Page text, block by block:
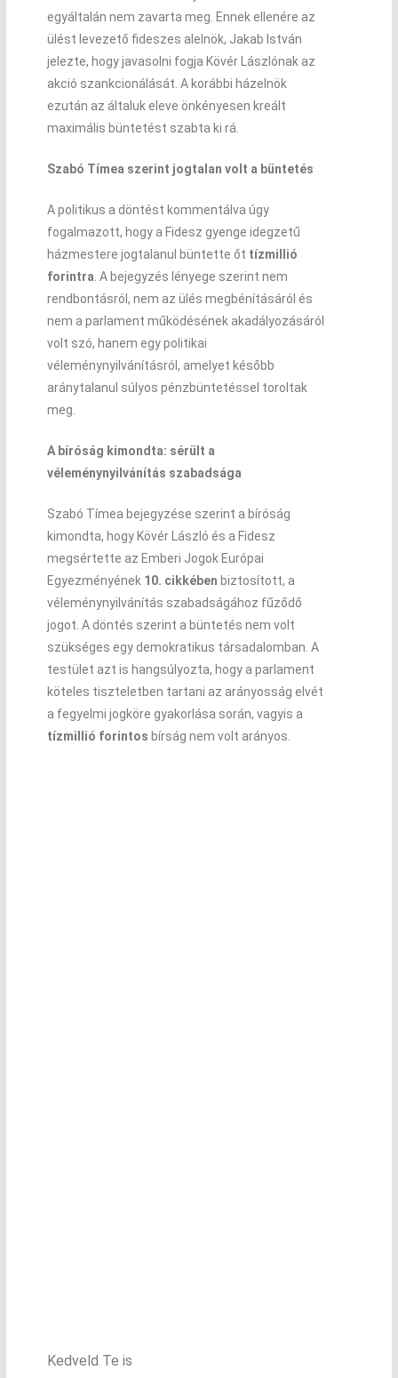
egyáltalán nem zavarta meg. Ennek ellenére az
ülést levezető fideszes alelnök, Jakab István
jelezte, hogy javasolni fogja Kövér Lászlónak az
akció szankcionálását. A korábbi házelnök
ezután az általuk eleve önkényesen kreált
maximális büntetést szabta ki rá.
Szabó Tímea szerint jogtalan volt a büntetés
A politikus a döntést kommentálva úgy
fogalmazott, hogy a Fidesz gyenge idegzetű
házmestere jogtalanul büntette őt tízmillió
forintra . A bejegyzés lényege szerint nem
rendbontásról, nem az ülés megbénításáról és
nem a parlament működésének akadályozásáról
volt szó, hanem egy politikai
véleménynyilvánításról, amelyet később
aránytalanul súlyos pénzbüntetéssel toroltak
meg.
A bíróság kimondta: sérült a
véleménynyilvánítás szabadsága
Szabó Tímea bejegyzése szerint a bíróság
kimondta, hogy Kövér László és a Fidesz
megsértette az Emberi Jogok Európai
Egyezményének 10. cikkében biztosított, a
véleménynyilvánítás szabadságához fűződő
jogot. A döntés szerint a büntetés nem volt
szükséges egy demokratikus társadalomban. A
testület azt is hangsúlyozta, hogy a parlament
köteles tiszteletben tartani az arányosság elvét
a fegyelmi jogköre gyakorlása során, vagyis a
tízmillió forintos bírság nem volt arányos.
Kedveld Te is